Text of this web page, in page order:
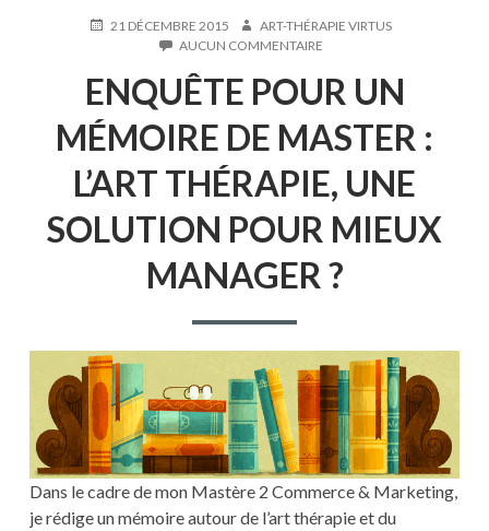
PUBLIÉ21 DÉCEMBRE 2015 AUTEUR
ART-THÉRAPIE VIRTUS
AUCUN COMMENTAIRE
POUR
UN
MÉMOIRE
DE
:
L’ART
THÉRAPIE,
UNE
SOLUTION
POUR
ENQUÊTE POUR UN
MÉMOIRE DE MASTER :
L’ART THÉRAPIE, UNE
SOLUTION POUR MIEUX
MANAGER ?
Dans le cadre de mon Mastère 2 Commerce & Marketing,
je rédige un mémoire autour de l’art thérapie et du